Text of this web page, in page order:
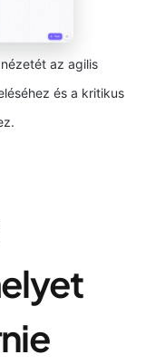
az agilis
és a kritikus